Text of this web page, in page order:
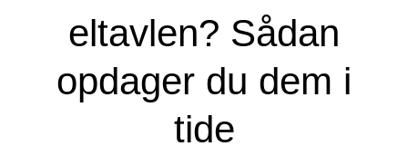
eltavlen? Sådan
opdager du dem i
tide